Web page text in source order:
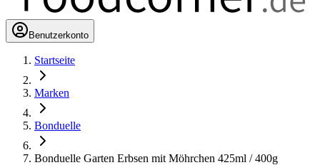
Benutzerkonto
Startseite
Marken
Bonduelle
Bonduelle Garten Erbsen mit Möhrchen 425ml / 400g